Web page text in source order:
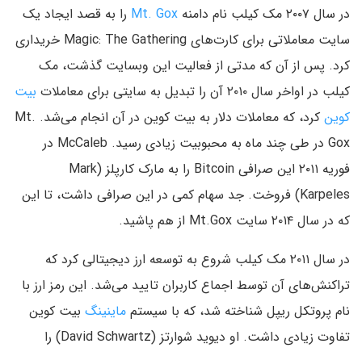
در سال ۲۰۰۷ مک کیلب نام دامنه
Mt. Gox را به قصد ایجاد یک
سایت معاملاتی برای کارت‌های Magic: The Gathering خریداری
کرد. پس از آن که مدتی از فعالیت این وبسایت گذشت،‌ مک
کیلب در اواخر سال ۲۰۱۰ آن را تبدیل به سایتی برای معاملات
بیت
کوین
کرد، که معاملات دلار به بیت کوین در آن انجام می‌شد. Mt.
Gox در طی چند ماه به محبوبیت زیادی رسید. McCaleb در
فوریه ۲۰۱۱ این صرافی Bitcoin را به مارک کارپلز (Mark
Karpeles) فروخت. جد سهام کمی در این صرافی داشت، تا این
که در سال ۲۰۱۴ سایت Mt.Gox از هم پاشید.
در سال ۲۰۱۱ مک کیلب شروع به توسعه ارز دیجیتالی کرد که
تراکنش‌های آن توسط اجماع کاربران تایید می‌شد. این رمز ارز با
نام پروتکل ریپل شناخته شد، که با سیستم ماینینگ بیت کوین
تفاوت زیادی داشت. او دیوید شوارتز (David Schwartz) را